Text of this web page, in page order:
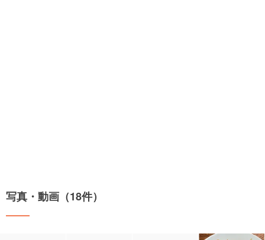
写真・動画（18件）